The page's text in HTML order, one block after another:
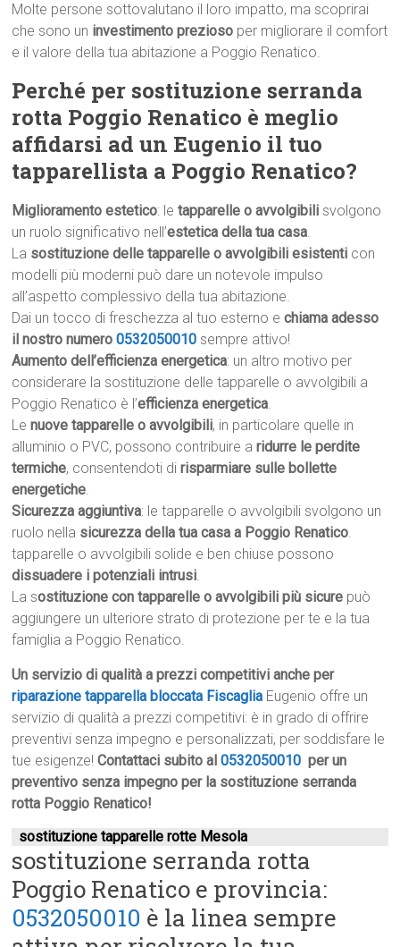
Molte persone sottovalutano il loro impatto, ma scoprirai
che sono un investimento prezioso per migliorare il comfort
e il valore della tua abitazione a Poggio Renatico.
Perché per sostituzione serranda
rotta Poggio Renatico è meglio
affidarsi ad un Eugenio il tuo
tapparellista a Poggio Renatico?
Miglioramento estetico: letapparelle o avvolgibili svolgono
un ruolo significativo nell’estetica della tua casa.
La sostituzione delle tapparelle o avvolgibili esistenti con
modelli più moderni può dare un notevole impulso
all’aspetto complessivo della tua abitazione.
Dai un tocco di freschezza al tuo esterno echiama adesso
il nostro numero0532050010 sempre attivo!
Aumento dell’efficienza energetica: un altro motivo per
considerare la sostituzione delle tapparelle o avvolgibili a
Poggio Renatico è l’efficienza energetica.
Lenuove tapparelle o avvolgibili, in particolare quelle in
alluminio o PVC, possono contribuire aridurre le perdite
termiche, consentendoti dirisparmiare sulle bollette
energetiche.
Sicurezza aggiuntiva: le tapparelle o avvolgibili svolgono un
ruolo nella sicurezza della tua casa a Poggio Renatico.
tapparelle o avvolgibili solide e ben chiuse possono
dissuadere i potenziali intrusi.
La sostituzione con tapparelle o avvolgibili più sicure può
aggiungere un ulteriore strato di protezione per te e la tua
famiglia a Poggio Renatico.
Un servizio di qualità a prezzi competitivi anche per
riparazione tapparella bloccata Fiscaglia Eugenio offre un
servizio di qualità a prezzi competitivi: è in grado di offrire
preventivi senza impegno e personalizzati, per soddisfare le
tue esigenze!Contattaci subito al0532050010 per un
preventivo senza impegno per la sostituzione serranda
rotta Poggio Renatico!
sostituzione tapparelle rotte Mesola
sostituzione serranda rotta
Poggio Renatico e provincia:
0532050010 è la linea sempre